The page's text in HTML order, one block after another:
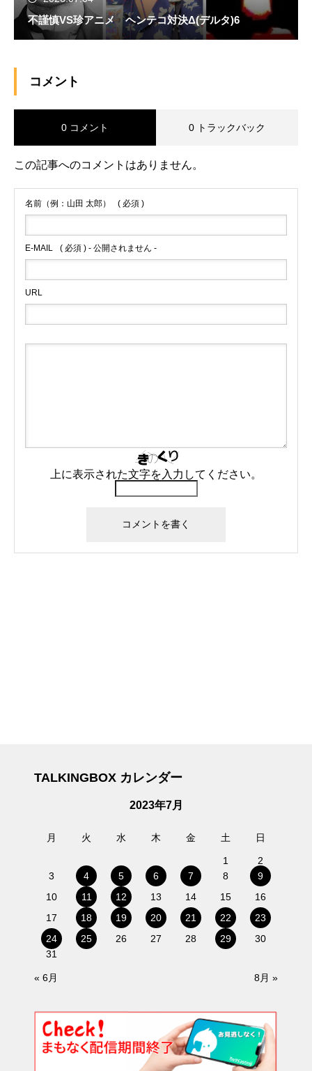
不謹慎VS珍アニメ ヘンテコ対決Δ(デルタ)6
コメント
0 コメント 0 トラックバック
この記事へのコメントはありません。
名前（例：山田 太郎） ( 必須 )
E-MAIL ( 必須 ) - 公開されません -
URL
上に表示された文字を入力してください。
TALKINGBOX カレンダー
2023年7月
月 火 水 木 金 土 日
1
2
3
4 5 6 7 8
9
10
11 12 13 14 15
16
17
18 19 20 21 22
23
24
25 26 27 28 29
30
31
« 6月 8月 »